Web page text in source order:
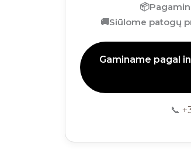
📦
🚚Siūlome patogų
Gaminame pagal
📞